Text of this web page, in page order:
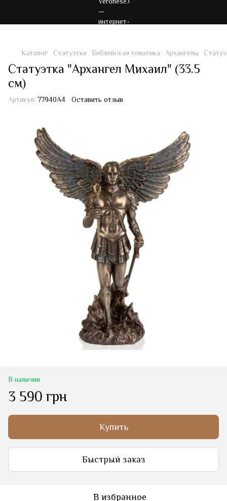
Каталог Статуэтки Библейская тематика Архангелы
Статуэтка "Архангел Михаил" (33.5
см)
Артикул: 77940A4 Оставить отзыв
В наличии
3 590 грн
Купить
Быстрый заказ
В избранное